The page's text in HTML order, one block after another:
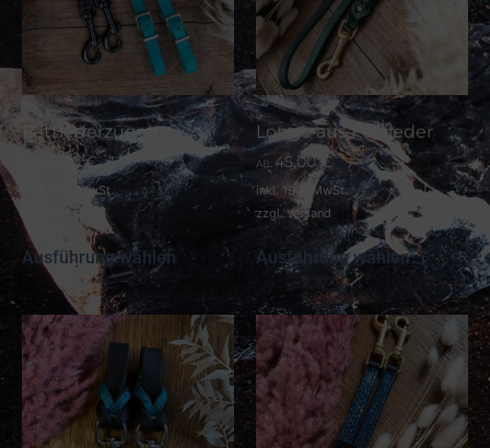
Fettlederzügel
55,00€
inkl. 19 % MwSt.
Versand
Ausführung wählen
Longe aus Fettleder
AB: 45,00 €
inkl. 19 % MwSt.
zzgl.Versand
Ausführung wählen